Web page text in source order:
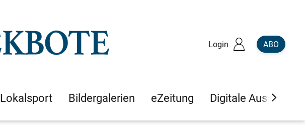
Login ABO
Lokalsport Bildergalerien eZeitung Digitale Ausgaben